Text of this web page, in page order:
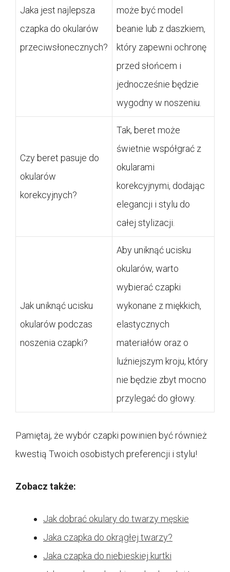
Jaka jest najlepsza
czapka do okularów
przeciwsłonecznych?
może być model
beanie lub z daszkiem,
który zapewni ochronę
przed słońcem i
jednocześnie będzie
wygodny w noszeniu.
Czy beret pasuje do
okularów
korekcyjnych?
Tak, beret może
świetnie współgrać z
okularami
korekcyjnymi, dodając
elegancji i stylu do
całej stylizacji.
Jak uniknąć ucisku
okularów podczas
noszenia czapki?
Aby uniknąć ucisku
okularów, warto
wybierać czapki
wykonane z miękkich,
elastycznych
materiałów oraz o
luźniejszym kroju, który
nie będzie zbyt mocno
przylegać do głowy.
Pamiętaj, że wybór czapki powinien być również
kwestią Twoich osobistych preferencji i stylu!
Zobacz także:
Jak dobrać okulary do twarzy męskie
Jaka czapka do okrągłej twarzy?
Jaka czapka do niebieskiej kurtki